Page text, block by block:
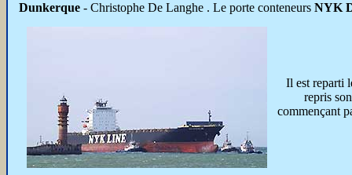
Dunkerque - Christophe De Langhe . Le porte conteneurs NYK
Il est reparti
repris
commençant